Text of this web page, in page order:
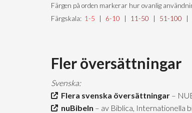
Färgen på orden markerar hur ovanlig
Färgskala: 1-5 6-10 11-50 51-100
Fler översättningar
Svenska:
Flera svenska översättningar –
nuBibeln – av Biblica, Internationella